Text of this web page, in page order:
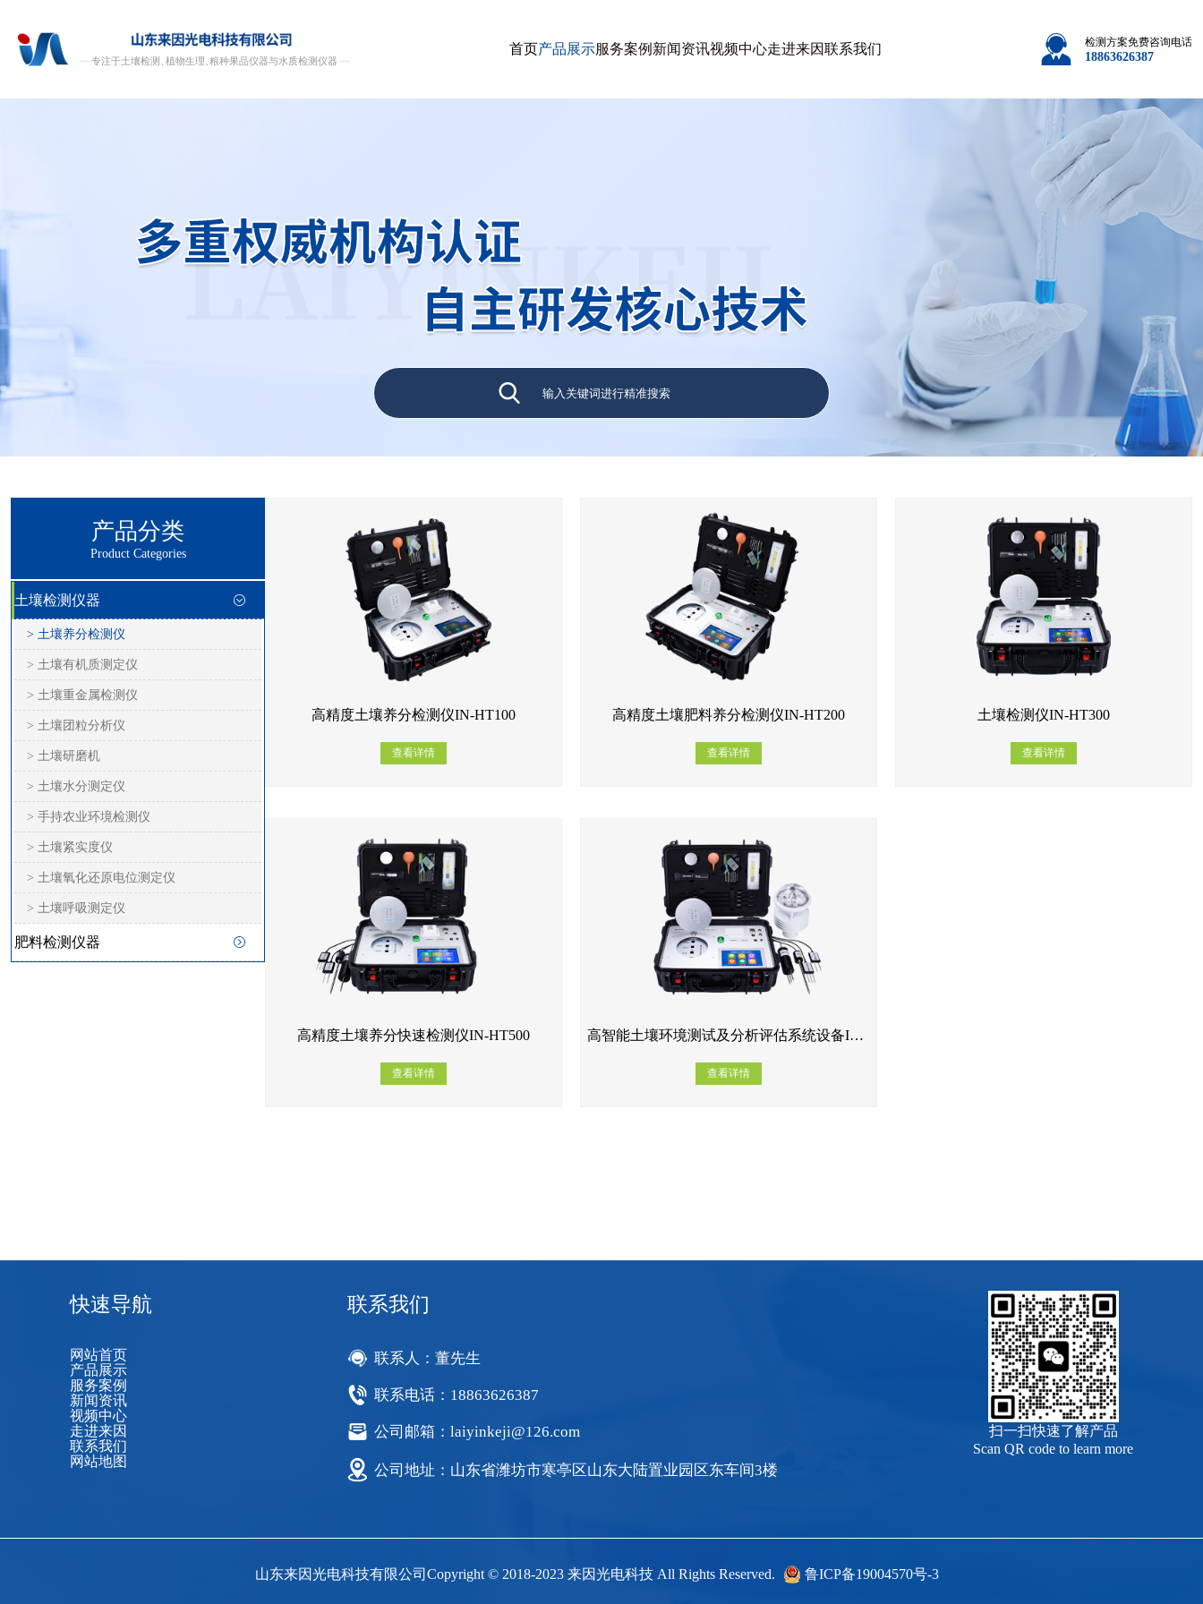
首页产品展示服务案例 新闻资讯视频中心走进来因联系我们 检测方案免费咨询电话
18863626387
产品分类
Product Categories
土壤检测仪器
> 土壤养分检测仪
> 土壤有机质测定仪
> 土壤重金属检测仪
> 土壤团粒分析仪
> 土壤研磨机
> 土壤水分测定仪
> 手持农业环境检测仪
> 土壤紧实度仪
> 土壤氧化还原电位测定仪
> 土壤呼吸测定仪
肥料检测仪器
高精度土壤养分检测仪IN-HT100
查看详情
高精度土壤肥料养分检测仪IN-HT200
查看详情
土壤检测仪IN-HT300
查看详情
高精度土壤养分快速检测仪IN-HT500
查看详情
高智能土壤环境测试及分析评估系统设备IN-HT800
查看详情
快速导航
网站首页
产品展示
服务案例
新闻资讯
视频中心
走进来因
联系我们
网站地图
联系我们
联系人：董先生
联系电话：18863626387
公司邮箱：laiyinkeji@126.com
公司地址：山东省潍坊市寒亭区山东大陆置业园区东车间3楼
扫一扫快速了解产品
Scan QR code to learn more
山东来因光电科技有限公司Copyright © 2018-2023 来因光电科技 All Rights Reserved. 鲁ICP备19004570号-3